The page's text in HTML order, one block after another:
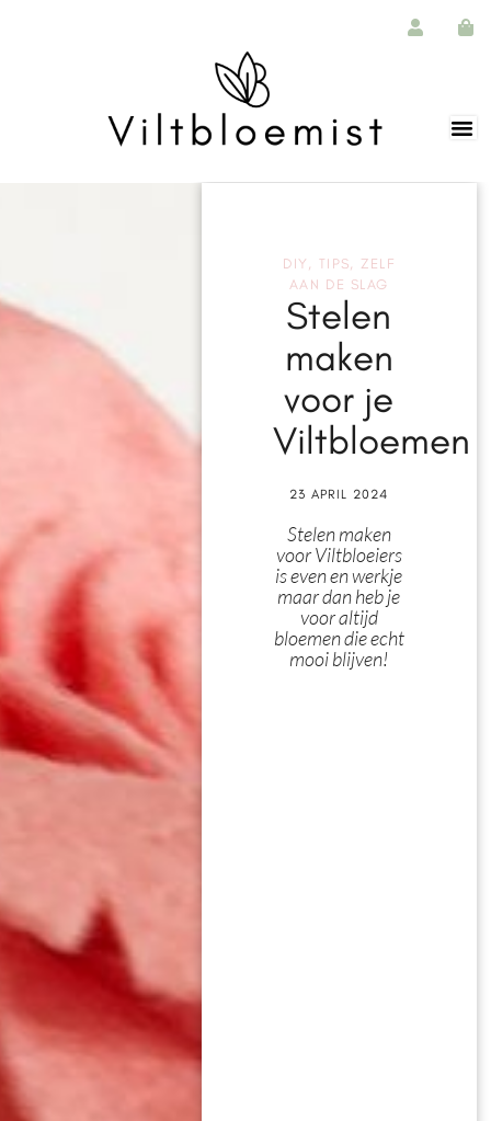
DIY, TIPS, ZELF
AAN DE SLAG
Stelen
maken
voor je
Viltbloemen
23 APRIL 2024
Stelen maken
voor Viltbloeiers
is even en werkje
maar dan heb je
voor altijd
bloemen die echt
mooi blijven!